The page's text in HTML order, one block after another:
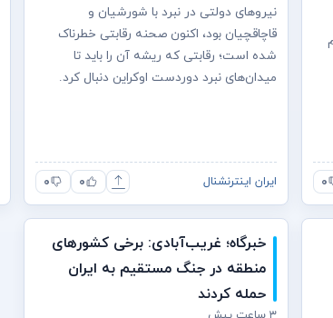
۰
نیروهای دولتی در نبرد با شورشیان و
قاچاقچیان بود، اکنون صحنه رقابتی خطرناک
شده است؛ رقابتی که ریشه آن را باید تا
میدان‌های نبرد دوردست اوکراین دنبال کرد.
ایران اینترنشنال ۰ ۰
خبرگاه؛ غریب‌آبادی: برخی کشورهای
منطقه در جنگ مستقیم به ایران
حمله کردند